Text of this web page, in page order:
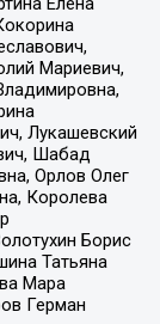
Мариевич,
Лукашевский
Шабад
Орлов Олег
Королева
Борис
Татьяна
Мара
Герман